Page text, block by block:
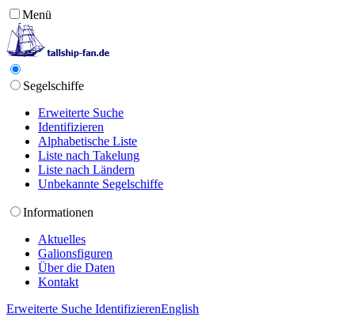
Menü
Segelschiffe
Erweiterte Suche
Identifizieren
Alphabetische Liste
Liste nach Takelung
Liste nach Ländern
Unbekannte Segelschiffe
Informationen
Aktuelles
Galionsfiguren
Über die Daten
Kontakt
Erweiterte Suche IdentifizierenEnglish